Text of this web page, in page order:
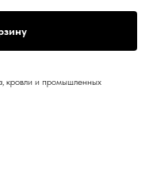
кровли и промышленных